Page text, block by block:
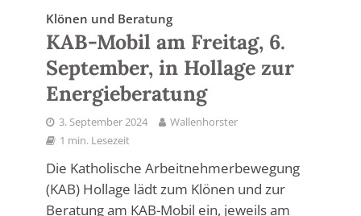
Klönen und Beratung
KAB-Mobil am Freitag, 6.
September, in Hollage zur
Energieberatung
3. September 2024
Wallenhorster
1 min. Lesezeit
Die Katholische Arbeitnehmerbewegung
(KAB) Hollage lädt zum Klönen und zur
Beratung am KAB-Mobil ein, jeweils am